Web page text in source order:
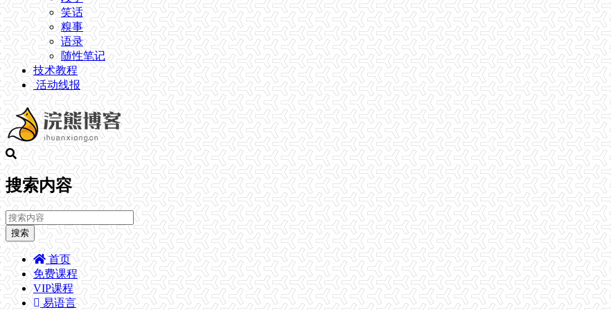
笑话
糗事
语录
随性笔记
技术教程
活动线报
搜索内容
搜索
首页
免费课程
VIP课程
易语言